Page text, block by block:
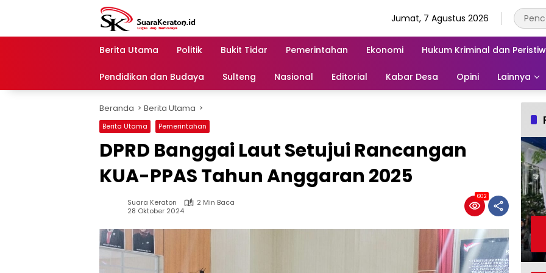
Jumat, 7 Agustus 2026
Berita Utama Politik Bukit Tidar Pemerintahan Ekonomi Hukum Kriminal dan
Pendidikan dan Budaya Sulteng Nasional Editorial Kabar Desa Opini Lainnya
Beranda Berita Utama
Berita Utama Pemerintahan
DPRD Banggai Laut Setujui Rancangan
KUA-PPAS Tahun Anggaran 2025
Suara Keraton
2 Min Baca
28 Oktober 2024
602